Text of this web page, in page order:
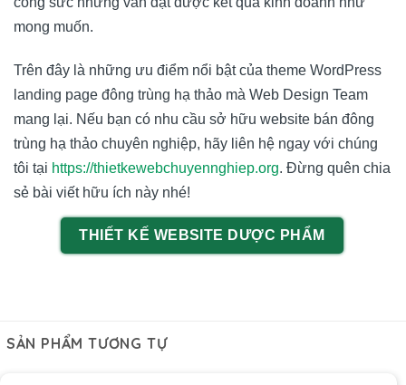
mong muốn.
Trên đây là những ưu điểm nổi bật của theme WordPress
landing page đông trùng hạ thảo mà Web Design Team
mang lại. Nếu bạn có nhu cầu sở hữu website bán đông
trùng hạ thảo chuyên nghiệp, hãy liên hệ ngay với chúng
tôi tại https://thietkewebchuyennghiep.org. Đừng quên chia
sẻ bài viết hữu ích này nhé!
THIẾT KẾ WEBSITE DƯỢC PHẨM
SẢN PHẨM TƯƠNG TỰ